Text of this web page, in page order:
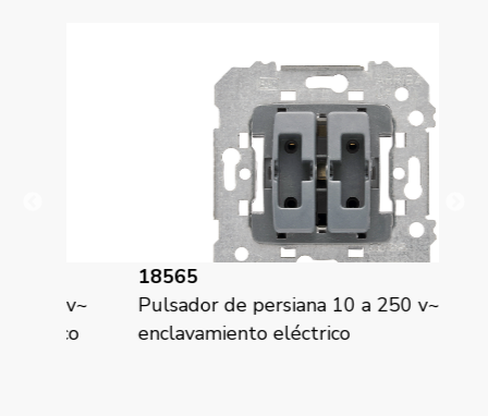
18565
Pulsador de persiana 10 a 250 v~
enclavamiento eléctrico